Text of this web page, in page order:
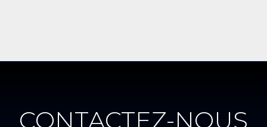
CONTACTEZ-NOUS